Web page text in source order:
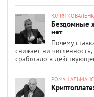
ЮЛИЯ
Бездомные
нет
Почему
снижает ни
сработало в
РОМАН